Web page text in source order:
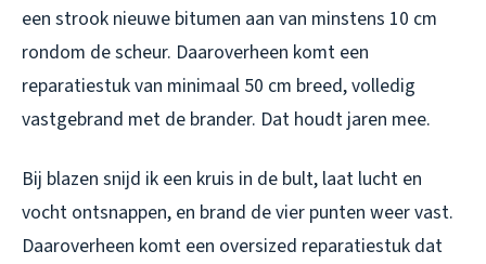
een strook nieuwe bitumen aan van minstens 10 cm
rondom de scheur. Daaroverheen komt een
reparatiestuk van minimaal 50 cm breed, volledig
vastgebrand met de brander. Dat houdt jaren mee.
Bij blazen snijd ik een kruis in de bult, laat lucht en
vocht ontsnappen, en brand de vier punten weer vast.
Daaroverheen komt een oversized reparatiestuk dat